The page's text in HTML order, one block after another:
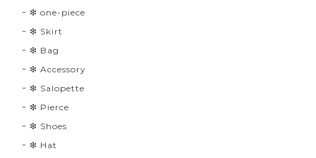
❇︎ one-piece
❇︎ Skirt
❇︎ Bag
❇︎ Accessory
❇︎ Salopette
❇︎ Pierce
❇︎ Shoes
❇︎ Hat